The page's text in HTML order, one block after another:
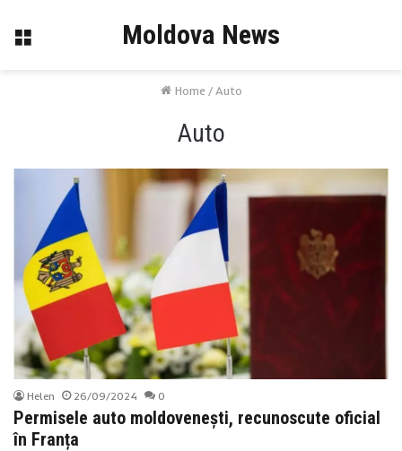
Menu Moldova News
Home / Auto
Auto
Helen 26/09/2024 0
Permisele auto moldovenești, recunoscute oficial
în Franța